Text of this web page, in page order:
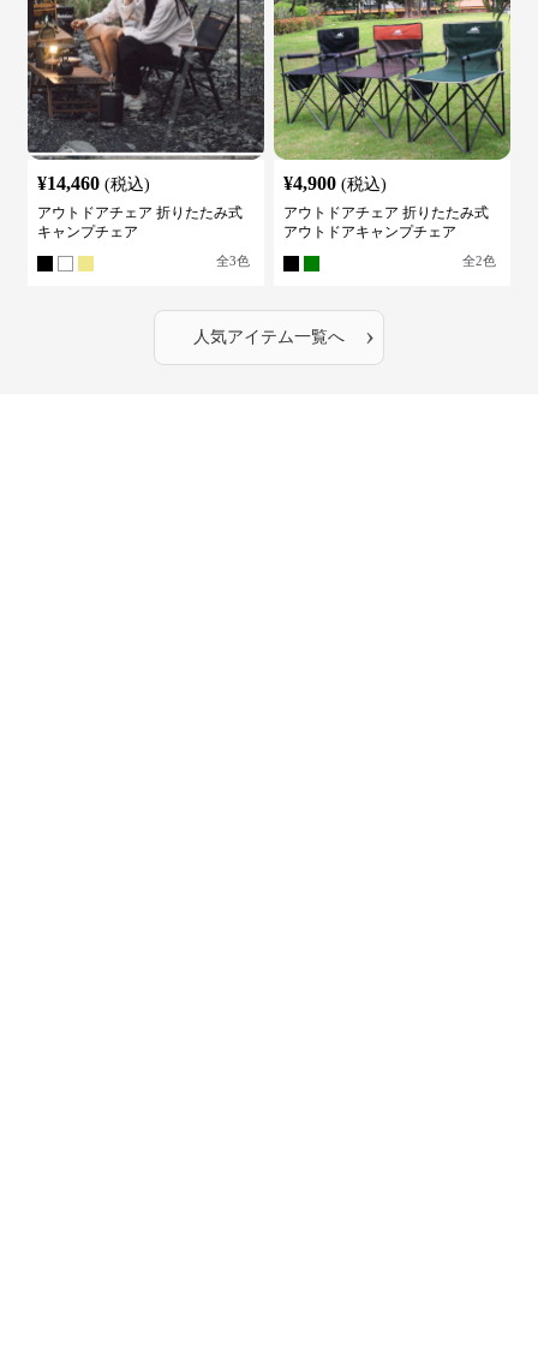
¥14,460 (税込)
アウトドアチェア 折りたたみ式
キャンプチェア
全3色
¥4,900 (税込)
アウトドアチェア 折りたたみ式
アウトドアキャンプチェア
全2色
人気アイテム一覧へ ›